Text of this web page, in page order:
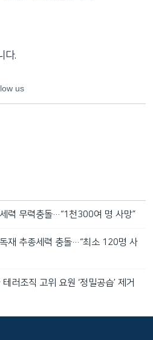
다.
us
력 무력충돌…“1천300여 명 사망”
재 추종세력 충돌…“최소 120명 사
러조직 고위 요원 ‘정밀공습’ 제거